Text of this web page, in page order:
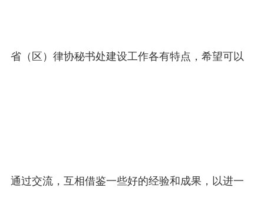
省（区）律协秘书处建设工作各有特点，希望可以
通过交流，互相借鉴一些好的经验和成果，以进一